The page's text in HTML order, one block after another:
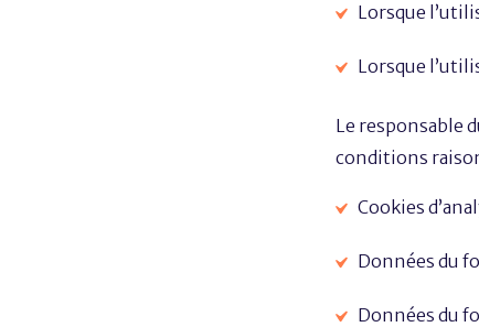
Lorsque
Lorsque
Le responsable
conditions
Cookies
Données du
Données du